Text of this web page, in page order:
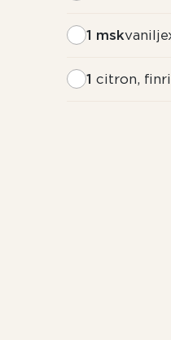
1 msk
1 citron,